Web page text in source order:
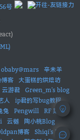
号
obaby@mars
辛未羊
客
大蛋糕的烘焙坊
云游君
Green_m's blog
人
ip君的写bug教程
兔 Pengwill
RF 菜鸟
云樾
陶小桃Blog
博客
Shiqi's Blog